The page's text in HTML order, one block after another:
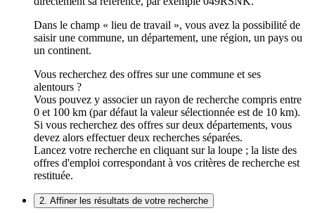
Dans le champ « lieu de travail », vous avez la possibilité de
saisir une commune, un département, une région, un pays ou
un continent.
Vous recherchez des offres sur une commune et ses
alentours ?
Vous pouvez y associer un rayon de recherche compris entre
0 et 100 km (par défaut la valeur sélectionnée est de 10 km).
Si vous recherchez des offres sur deux départements, vous
devez alors effectuer deux recherches séparées.
Lancez votre recherche en cliquant sur la loupe ; la liste des
offres d'emploi correspondant à vos critères de recherche est
restituée.
2. Affiner les résultats de votre recherche